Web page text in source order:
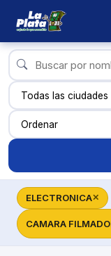
ELECTRONICA✕
CAMARA